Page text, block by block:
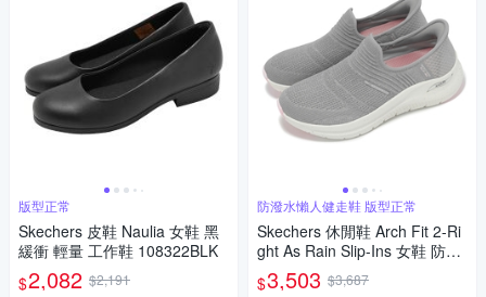
版型正常
Skechers 皮鞋 Naulia 女鞋 黑
緩衝 輕量 工作鞋 108322BLK
$2,082 $2,191
防潑水懶人健走鞋 版型正常
Skechers 休閒鞋 Arch Fit 2-Ri
ght As Rain Slip-Ins 女鞋 防潑
水 套入式 150193GYPK
$3,503 $3,687